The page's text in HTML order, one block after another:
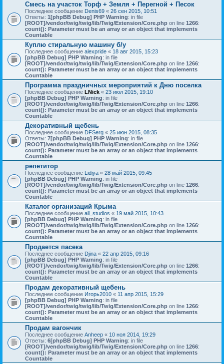
Смесь на участок Торф + Земля + Перегной + Песок
Последнее сообщение Denis69 « 26 сен 2015, 10:51
Ответы: 1[phpBB Debug] PHP Warning: in file
[ROOT]/vendor/twig/twig/lib/Twig/Extension/Core.php on line 1266:
count(): Parameter must be an array or an object that implements
Countable
Куплю стиральную машину б/у
Последнее сообщение alexpride « 18 авг 2015, 15:23
[phpBB Debug] PHP Warning: in file
[ROOT]/vendor/twig/twig/lib/Twig/Extension/Core.php on line 1266:
count(): Parameter must be an array or an object that implements
Countable
Программа праздничных мероприятий к Дню поселка
Последнее сообщение LNick « 23 июл 2015, 19:10
[phpBB Debug] PHP Warning: in file
[ROOT]/vendor/twig/twig/lib/Twig/Extension/Core.php on line 1266:
count(): Parameter must be an array or an object that implements
Countable
Декоративный щебень
Последнее сообщение DFSerg « 25 июн 2015, 08:35
Ответы: 7[phpBB Debug] PHP Warning: in file
[ROOT]/vendor/twig/twig/lib/Twig/Extension/Core.php on line 1266:
count(): Parameter must be an array or an object that implements
Countable
репетитор
Последнее сообщение Lidiya « 28 май 2015, 09:45
[phpBB Debug] PHP Warning: in file
[ROOT]/vendor/twig/twig/lib/Twig/Extension/Core.php on line 1266:
count(): Parameter must be an array or an object that implements
Countable
Каталог организаций Крыма
Последнее сообщение all_studios « 19 май 2015, 10:43
[phpBB Debug] PHP Warning: in file
[ROOT]/vendor/twig/twig/lib/Twig/Extension/Core.php on line 1266:
count(): Parameter must be an array or an object that implements
Countable
Продается пасека
Последнее сообщение Djina « 22 апр 2015, 09:16
[phpBB Debug] PHP Warning: in file
[ROOT]/vendor/twig/twig/lib/Twig/Extension/Core.php on line 1266:
count(): Parameter must be an array or an object that implements
Countable
Продам декоративный щебень
Последнее сообщение Игорь2010 « 11 апр 2015, 15:29
[phpBB Debug] PHP Warning: in file
[ROOT]/vendor/twig/twig/lib/Twig/Extension/Core.php on line 1266:
count(): Parameter must be an array or an object that implements
Countable
Продам вагончик
Последнее сообщение Anheep « 10 ноя 2014, 19:29
Ответы: 6[phpBB Debug] PHP Warning: in file
[ROOT]/vendor/twig/twig/lib/Twig/Extension/Core.php on line 1266:
count(): Parameter must be an array or an object that implements
Countable